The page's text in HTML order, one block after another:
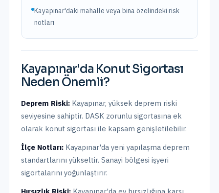
Kayapınar'daki mahalle veya bina özelindeki risk
notları
Kayapınar'da Konut Sigortası
Neden Önemli?
Deprem Riski: Kayapınar, yüksek deprem riski
seviyesine sahiptir. DASK zorunlu sigortasına ek
olarak konut sigortası ile kapsam genişletilebilir.
İlçe Notları: Kayapınar'da yeni yapılaşma deprem
standartlarını yükseltir. Sanayi bölgesi işyeri
sigortalarını yoğunlaştırır.